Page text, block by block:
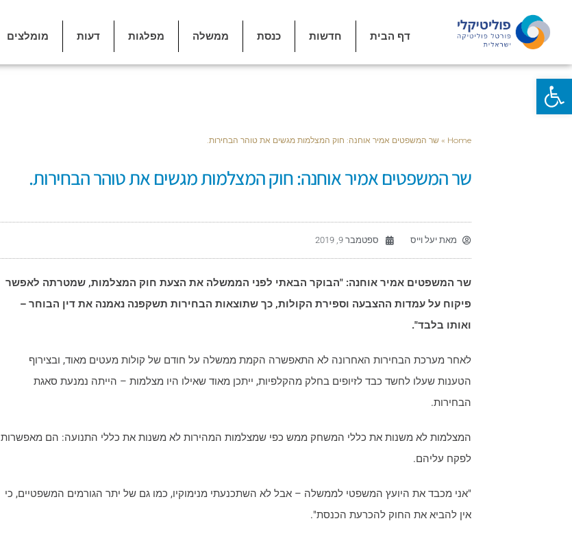
דף הבית חדשות כנסת ממשלה מפלגות דעות מומלצים
Home
» שר המשפטים אמיר אוחנה: חוק המצלמות מגשים את טוהר הבחירות.
שר המשפטים אמיר אוחנה: חוק המצלמות מגשים את טוהר הבחירות.
מאת יעל וייס ספטמבר 9, 2019
שר המשפטים אמיר אוחנה: "הבוקר הבאתי לפני הממשלה את הצעת חוק המצלמות, שמטרתה לאפשר
פיקוח על עמדות ההצבעה וספירת הקולות, כך שתוצאות הבחירות תשקפנה נאמנה את דין הבוחר –
ואותו בלבד".
לאחר מערכת הבחירות האחרונה לא התאפשרה הקמת ממשלה על חודם של קולות מעטים מאוד, ובצירוף
הטענות שעלו לחשד כבד לזיופים בחלק מהקלפיות, ייתכן מאוד שאילו היו מצלמות – הייתה נמנעת סאגת
הבחירות.
המצלמות לא משנות את כללי המשחק ממש כפי שמצלמות המהירות לא משנות את כללי התנועה: הם מאפשרות
לפקח עליהם.
"אני מכבד את היועץ המשפטי לממשלה – אבל לא השתכנעתי מנימוקיו, כמו גם של יתר הגורמים המשפטיים, כי
אין להביא את החוק להכרעת הכנסת".
פתח סרגל נגישות